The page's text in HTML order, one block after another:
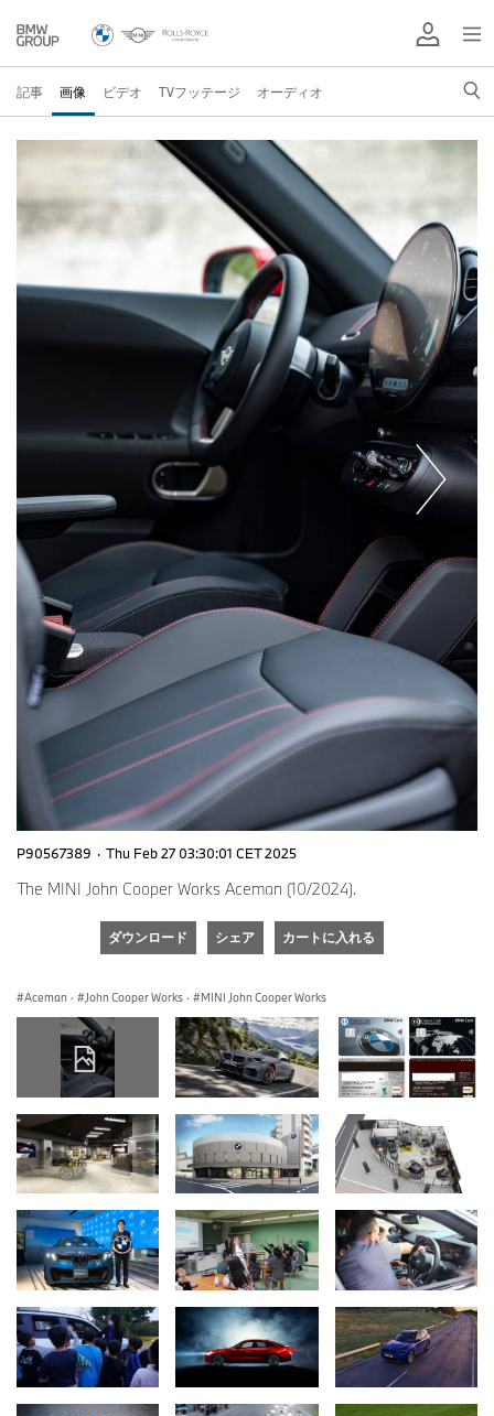
記事 画像 ビデオ TVフッテージ オーディオ
P90567389 · Thu Feb 27 03:30:01 CET 2025
The MINI John Cooper Works Aceman (10/2024).
ダウンロード シェア カートに入れる
Aceman · John Cooper Works · MINI John Cooper Works